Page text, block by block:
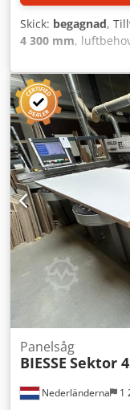
Skick: begagnad,
4 300 mm,
TEKNISKA
Skjutlängd: 4 300
mm Skärhöjd
mm Gripstängning:
Spännpositioner: 68
mm Minsta
Motor huvudsåg:
1,5 kW Diameter
180 mm
1–150 m/min
och
000 x 510 mm): 4
utsugsstos: 75 mm
Hz / 3-fas
Borstlös sågvagn
Nederländerna 1
Panelsåg
BIESSE Sektor